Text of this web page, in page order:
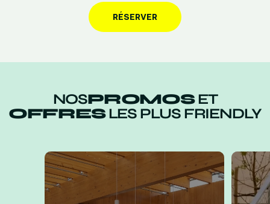
RÉSERVER
NOSPROMOSET
OFFRESLES PLUS FRIENDLY